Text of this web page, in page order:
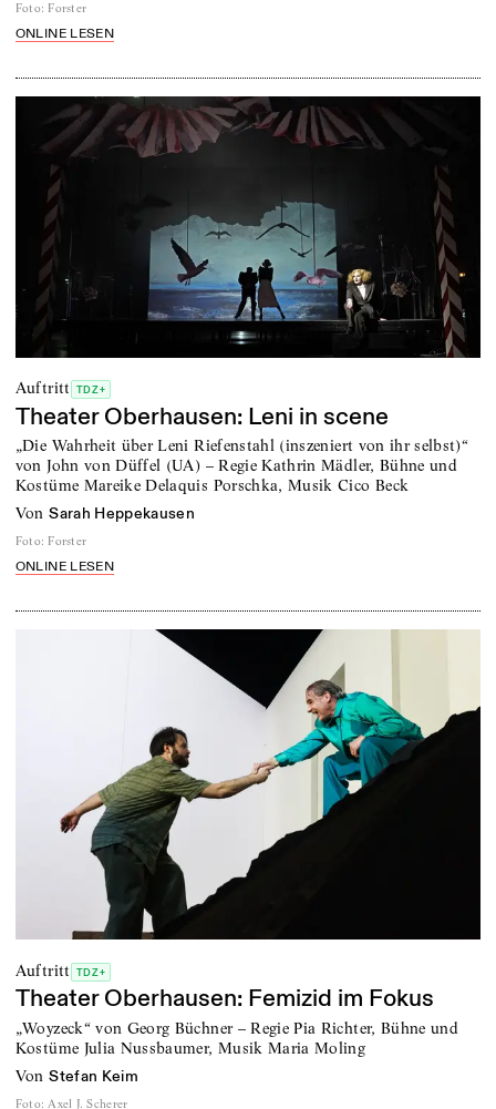
Foto: Forster
ONLINE LESEN
Auftritt TDZ+
Theater Oberhausen: Leni in scene
„Die Wahrheit über Leni Riefenstahl (inszeniert von ihr selbst)“
von John von Düffel (UA) – Regie Kathrin Mädler, Bühne und
Kostüme Mareike Delaquis Porschka, Musik Cico Beck
von Sarah Heppekausen
Foto: Forster
ONLINE LESEN
Auftritt TDZ+
Theater Oberhausen: Femizid im Fokus
„Woyzeck“ von Georg Büchner – Regie Pia Richter, Bühne und
Kostüme Julia Nussbaumer, Musik Maria Moling
von Stefan Keim
Foto: Axel J. Scherer